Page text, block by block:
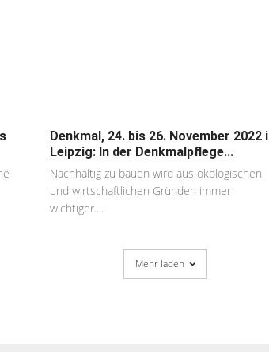
Denkmal, 24. bis 26. November 2022
Leipzig: In der Denkmalpflege...
Nachhaltig zu bauen wird aus ökologischen
und wirtschaftlichen Gründen immer
wichtiger....
Mehr laden